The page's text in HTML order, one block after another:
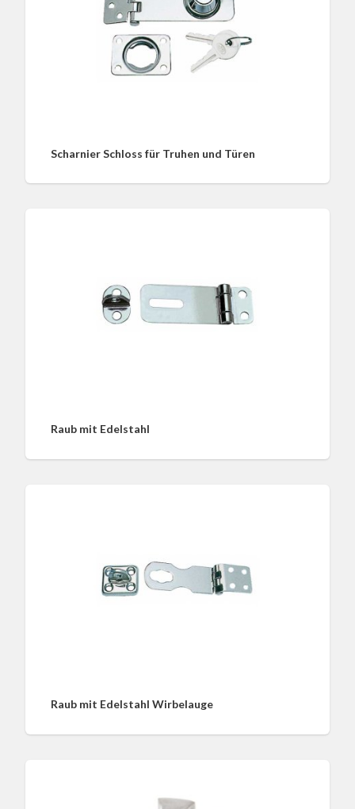
Scharnier Schloss für Truhen und Türen
Raub mit Edelstahl
Raub mit Edelstahl Wirbelauge